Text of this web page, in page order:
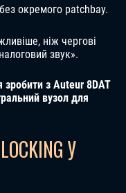
окремого patchbay.
ніж чергові
звук».
з Auteur 8DAT
вузол для
У